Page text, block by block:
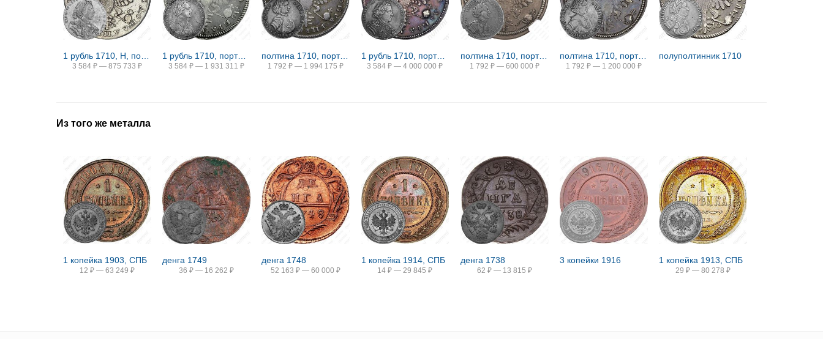
3 584 ₽ — 875 733 ₽
1 рубль 1710, портрет работы С. Гуэна, без знака гравёра, с орденской лентой
3 584 ₽ — 1 931 311 ₽
полтина 1710, портрет образца 1707 года, с обозначением года
1 792 ₽ — 1 994 175 ₽
1 рубль 1710, портрет работы Г. Гаупта, без знака гравёра, венок без лент
3 584 ₽ — 4 000 000 ₽
полтина 1710, портрет образца 1710 года, с орденской лентой на груди, без обозначения года
1 792 ₽ — 600 000 ₽
полтина 1710, портрет образца 1707 года, без обозначения года
1 792 ₽ — 1 200 000 ₽
полуполтинник 1710
Из того же металла
1 копейка 1903, СПБ
12 ₽ — 63 249 ₽
денга 1749
36 ₽ — 16 262 ₽
денга 1748
52 163 ₽ — 60 000 ₽
1 копейка 1914, СПБ
14 ₽ — 29 845 ₽
денга 1738
62 ₽ — 13 815 ₽
3 копейки 1916 1 копейка 1913, СПБ
29 ₽ — 80 278 ₽